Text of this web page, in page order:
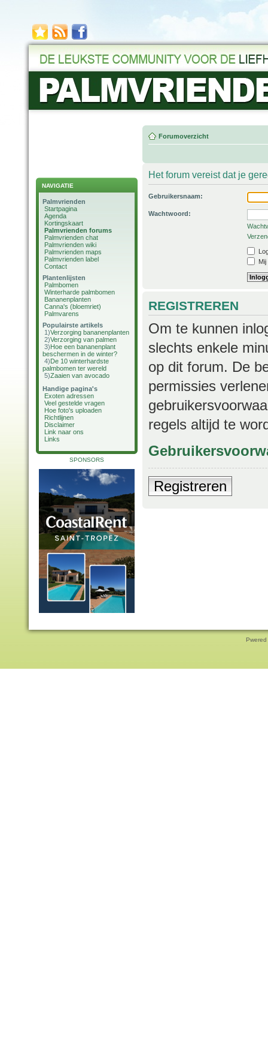
NAVIGATIE
Palmvrienden
Startpagina
Agenda
Kortingskaart
Palmvrienden forums
Palmvrienden chat
Palmvrienden wiki
Palmvrienden maps
Palmvrienden label
Contact
Plantenlijsten
Palmbomen
Winterharde palmbomen
Bananenplanten
Canna's (bloemriet)
Palmvarens
Populairste artikels
1)Verzorging bananenplanten
2)Verzorging van palmen
3)Hoe een bananenplant
beschermen in de winter?
4)De 10 winterhardste
palmbomen ter wereld
5)Zaaien van avocado
Handige pagina's
Exoten adressen
Veel gestelde vragen
Hoe foto's uploaden
Richtlijnen
Disclaimer
Link naar ons
Links
SPONSORS
Forumoverzicht
Het forum vereist dat je
Gebruikersnaam:
Wachtwoord:
REGISTREREN
Om te kunnen
slechts enkele
op dit forum. De
permissies
regels altijd te
Registreren